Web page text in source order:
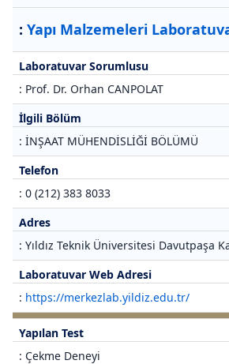
: Yapı Malzemeleri
Laboratuvar Sorumlusu
: Prof. Dr. Orhan CANPOLAT
İlgili Bölüm
: İNŞAAT MÜHENDİSLİĞİ BÖLÜMÜ
Telefon
: 0 (212) 383 8033
Adres
: Yıldız Teknik Üniversitesi Davutpaşa
Laboratuvar Web Adresi
: https://merkezlab.yildiz.edu.tr/
Yapılan Test
: Çekme Deneyi